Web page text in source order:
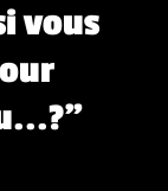
vous